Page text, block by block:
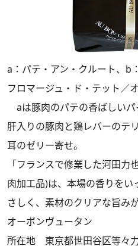
a：パテ・アン・クルート、b
フロマージュ・ド・テット／
aは豚肉のパテの香ばしい
肝入りの豚肉と鶏レバーのテ
耳のゼリー寄せ。
「フランスで修業した河田
肉加工品)は、本場の香りを
さしく、素材のクリアな旨み
オーボンヴュータン
所在地 東京都世田谷区等々